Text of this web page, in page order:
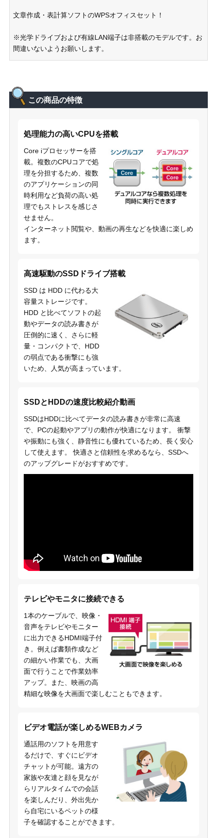
文章作成・表計算ソフトのWPSオフィスセット！
※光学ドライブおよび有線LAN端子は非搭載のモデルです。お
間違いないようお願いします。
この商品の特徴
処理能力の高いCPUを搭載
Core iプロセッサーを搭
載。複数のCPUコアで処
理を分担するため、複数
のアプリケーションの同
時利用など負荷の高い処
理でもストレスを感じさ
せません。
インターネット閲覧や、動画の再生などを快適に楽しめ
ます。
高速駆動のSSDドライブ搭載
SSD は HDD に代わる大
容量ストレージです。
HDD と比べてソフトの起
動やデータの読み書きが
圧倒的に速く、さらに軽
量・コンパクトで、HDD
の弱点である衝撃にも強
いため、人気が高まっています。
SSDとHDDの速度比較紹介動画
SSDはHDDに比べてデータの読み書きが非常に高速
で、PCの起動やアプリの動作が快適になります。 衝撃
や振動にも強く、静音性にも優れているため、長く安心
して使えます。 快適さと信頼性を求めるなら、SSDへ
のアップグレードがおすすめです。
テレビやモニタに接続できる
1本のケーブルで、映像・
音声をテレビやモニター
に出力できるHDMI端子付
き。例えば書類作成など
の細かい作業でも、大画
面で行うことで作業効率
アップ。また、映画の高
精細な映像を大画面で楽しむこともできます。
ビデオ電話が楽しめるWEBカメラ
通話用のソフトを用意す
るだけで、すぐにビデオ
チャットが可能。遠方の
家族や友達と顔を見なが
らリアルタイムでの会話
を楽しんだり、外出先か
ら自宅にいるペットの様
子を確認することができます。